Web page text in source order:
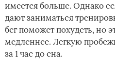
имеется больше. Однако
дают заниматься
бег поможет похудеть, но
медленнее. Легкую
за 1 час до сна.